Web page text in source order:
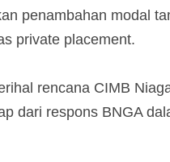
penambahan modal
private placement.
rencana CIMB
dari respons BNGA